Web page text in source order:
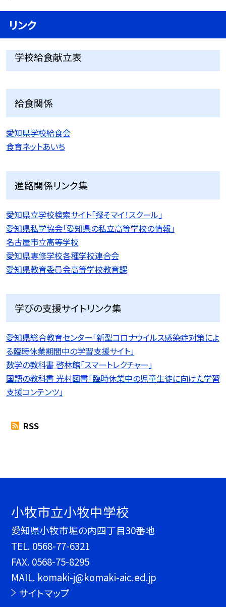
リンク
学校給食献立表
給食関係
愛知県学校給食会
食育ネットあいち
進路関係リンク集
愛知県立学校検索サイト「探そマイ！スクール」
愛知県私学協会「愛知県の私立高等学校の情報」
名古屋市立高等学校
愛知県専修学校各種学校連合会
愛知県教育委員会高等学校教育課
学びの支援サイトリンク集
愛知県総合教育センター「新型コロナウイルス感染症対策によ
る臨時休業期間中の学習支援サイト」
数学の教科書 啓林館「スマートレクチャー」
国語の教科書 光村図書「臨時休業中の児童生徒に向けた学習
支援コンテンツ」
RSS
小牧市立小牧中学校
愛知県小牧市堀の内四丁目30番地
TEL. 0568-77-6321
FAX. 0568-75-8295
MAIL. komaki-j@komaki-aic.ed.jp
サイトマップ